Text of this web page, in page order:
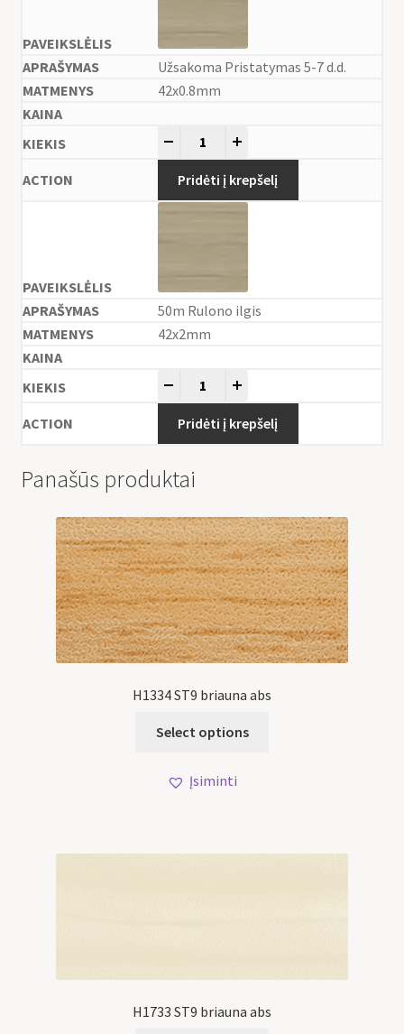
Užsakoma Pristatymas 5-7 d.d.
42x0.8mm
Pridėti į krepšelį
50m Rulono ilgis
42x2mm
Pridėti į krepšelį
Panašūs produktai
H1334 ST9 briauna abs
Select options
Įsiminti
H1733 ST9 briauna abs